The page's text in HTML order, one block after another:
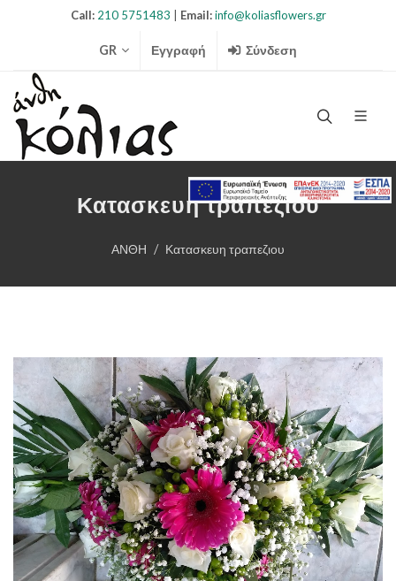
Call: 210 5751483 Email: info@koliasflowers.gr
GR Εγγραφή Σύνδεση
Search
Κατασκευη τραπεζιου
ΑΝΘΗ Κατασκευη τραπεζιου